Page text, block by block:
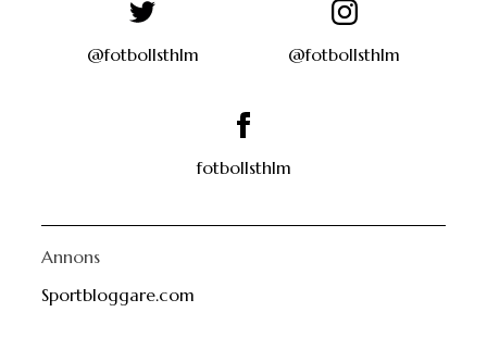
@fotbollsthlm @fotbollsthlm
fotbollsthlm
Annons
Sportbloggare.com